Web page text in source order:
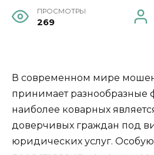
ПРОСМОТРЫ
269
В современном мире
принимает разнообразные
наиболее коварных
доверчивых граждан под
юридических услуг. Особую